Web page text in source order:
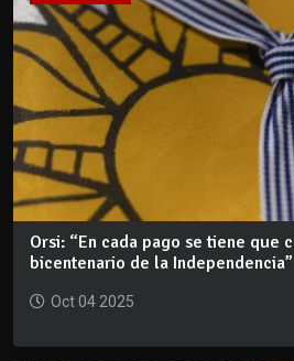
Orsi: “En cada pago se tiene que
bicentenario de la Independencia”
Oct 04 2025